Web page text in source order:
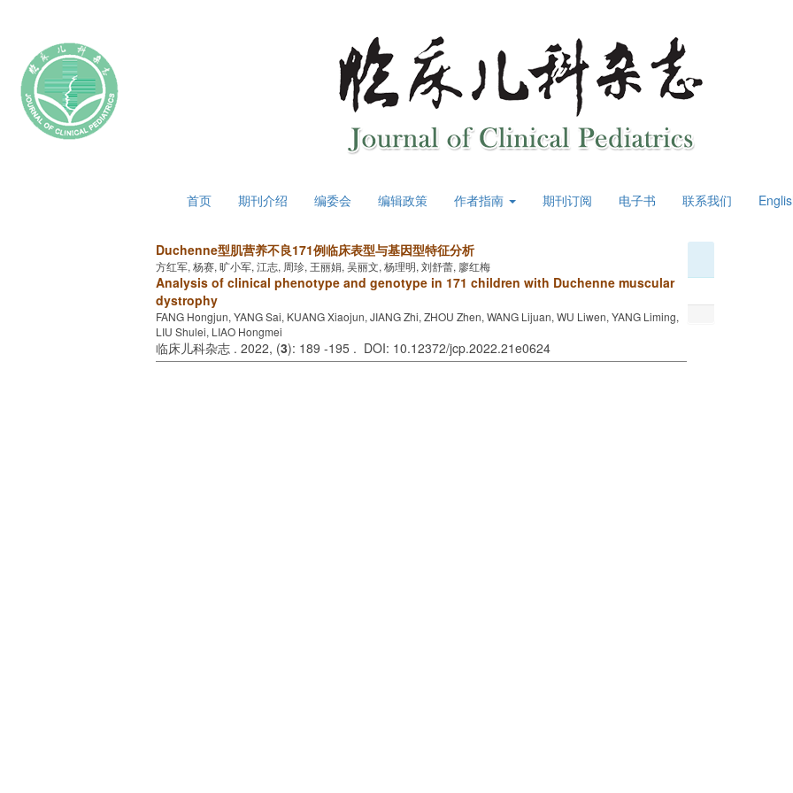
首页 期刊介绍 编委会 编辑政策 作者指南 期刊订阅 电子书 联系我们
Duchenne型肌营养不良171例临床表型与基因型特征分析
方红军, 杨赛, 旷小军, 江志, 周珍, 王丽娟, 吴丽文, 杨理明, 刘舒蕾, 廖红梅
Analysis of clinical phenotype and genotype in 171 children with Duchenne muscular
dystrophy
FANG Hongjun, YANG Sai, KUANG Xiaojun, JIANG Zhi, ZHOU Zhen, WANG Lijuan, WU Liwen, YANG Liming,
LIU Shulei, LIAO Hongmei
临床儿科杂志 . 2022, (3): 189 -195 . DOI: 10.12372/jcp.2022.21e0624